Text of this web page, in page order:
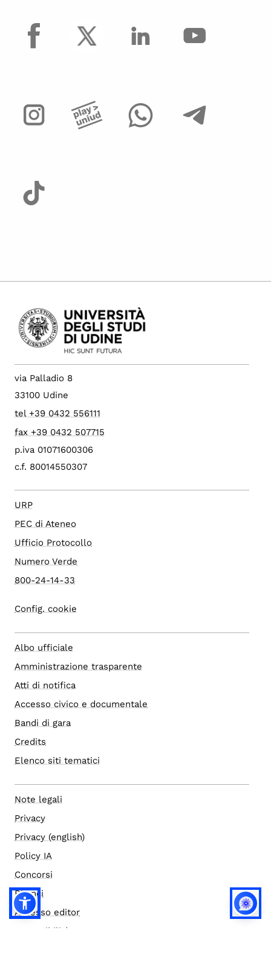
facebook
via Palladio 8
33100 Udine
tel +39 0432 556111
fax +39 0432 507715
p.iva 01071600306
c.f. 80014550307
URP
PEC di Ateneo
Ufficio Protocollo
Numero Verde
800-24-14-33
Config. cookie
Albo ufficiale
Amministrazione trasparente
Atti di notifica
Accesso civico e documentale
Bandi di gara
Credits
Elenco siti tematici
Note legali
Privacy
Privacy (english)
Policy IA
Concorsi
Bilanci
Accesso editor
Accessibilità